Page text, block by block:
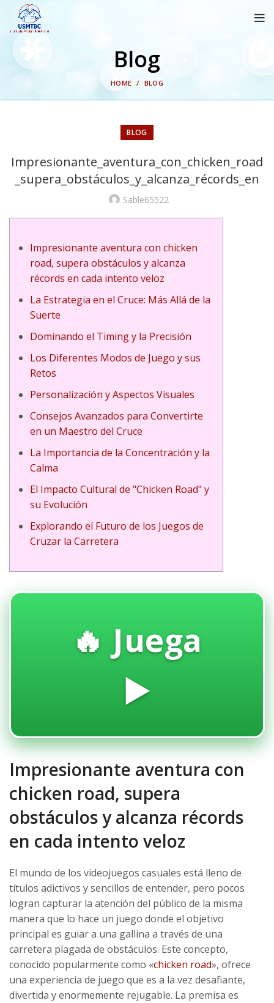
Blog
HOME BLOG
BLOG
Impresionante_aventura_con_chicken_road
_supera_obstáculos_y_alcanza_récords_en
Sable65522
Impresionante aventura con chicken
road, supera obstáculos y alcanza
récords en cada intento veloz
La Estrategia en el Cruce: Más Allá de la
Suerte
Dominando el Timing y la Precisión
Los Diferentes Modos de Juego y sus
Retos
Personalización y Aspectos Visuales
Consejos Avanzados para Convertirte
en un Maestro del Cruce
La Importancia de la Concentración y la
Calma
El Impacto Cultural de "Chicken Road" y
su Evolución
Explorando el Futuro de los Juegos de
Cruzar la Carretera
🔥 Juega
▶️
Impresionante aventura con
chicken road, supera
obstáculos y alcanza récords
en cada intento veloz
El mundo de los videojuegos casuales está lleno de
títulos adictivos y sencillos de entender, pero pocos
logran capturar la atención del público de la misma
manera que lo hace un juego donde el objetivo
principal es guiar a una gallina a través de una
carretera plagada de obstáculos. Este concepto,
conocido popularmente como «chicken road», ofrece
una experiencia de juego que es a la vez desafiante,
divertida y enormemente rejugable. La premisa es